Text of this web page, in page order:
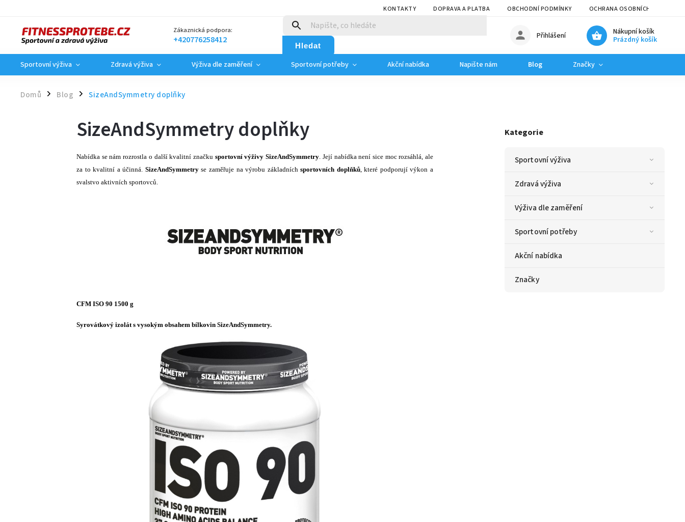
KONTAKTY DOPRAVA A PLATBA OBCHODNÍ PODMÍNKY OCHRANA OSOBNÍCH ÚDAJŮ
Zákaznická podpora:
+420776258412 Hledat
Nákupní košík
Prázdný košík
Přihlášení
Sportovní výživa Zdravá výživa Výživa dle zaměření Sportovní potřeby Akční nabídka Napište nám Blog Značky
Domů / Blog / SizeAndSymmetry doplňky
Kategorie
Sportovní výživa
Zdravá výživa
Výživa dle zaměření
Sportovní potřeby
Akční nabídka
Značky
SizeAndSymmetry doplňky
Nabídka se nám rozrostla o další kvalitní značku sportovní výživy SizeAndSymmetry. Její nabídka není sice moc rozsáhlá, ale
za to kvalitní a účinná. SizeAndSymmetryse zaměřuje na výrobu základníchsportovních doplňků, které podporují výkon a
svalstvo aktivních sportovců.
CFM ISO 90 1500 g
Syrovátkový izolát s vysokým obsahem bílkovin SizeAndSymmetry.